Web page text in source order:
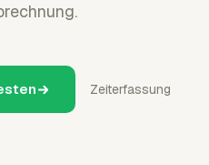
Zeiterfassung